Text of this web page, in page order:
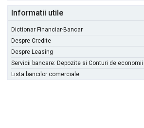
Informatii utile
Dictionar Financiar-Bancar
Despre Credite
Despre Leasing
Servicii bancare: Depozite si Conturi de economii
Lista bancilor comerciale